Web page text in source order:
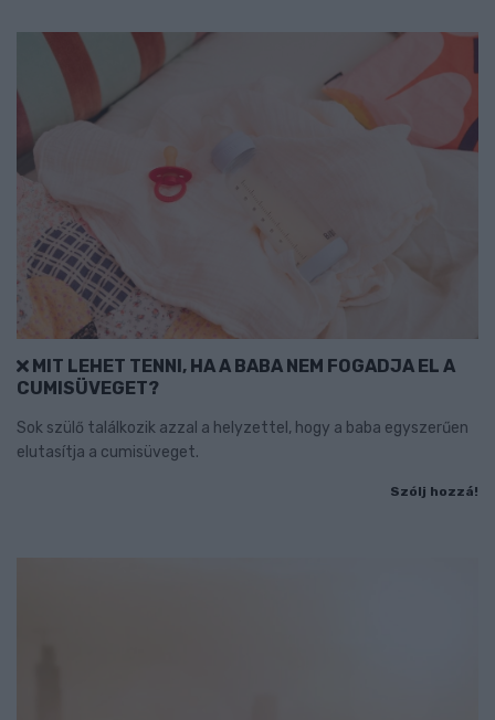
MIT LEHET TENNI, HA A BABA NEM FOGADJA EL A
CUMISÜVEGET?
Sok szülő találkozik azzal a helyzettel, hogy a baba egyszerűen
elutasítja a cumisüveget.
Szólj hozzá!